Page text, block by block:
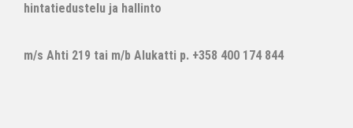
hintatiedustelu ja hallinto
m/s Ahti 219 tai m/b Alukatti p. +358 400 174 844